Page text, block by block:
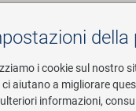
della
i cookie sul nostro
aiutano a migliorare
informazioni,